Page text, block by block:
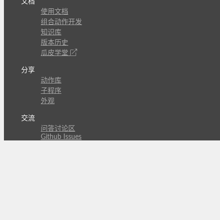
使用文档
组合动作开发
知识库
版本历史
瓜皮学堂
分享
动作库
子程序
外观
交流
问答讨论区
Github Issues